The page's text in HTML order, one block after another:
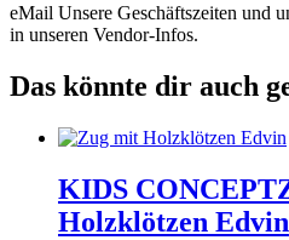
eMail Unsere Geschäftszeiten und
in unseren Vendor-Infos.
Das könnte dir auch
KIDS CONCEPT
Holzklötzen Edvin